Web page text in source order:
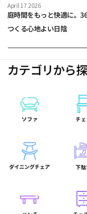
April 17 2026
庭時間をもっと快適に。
つくる心地よい日陰
カテゴリから